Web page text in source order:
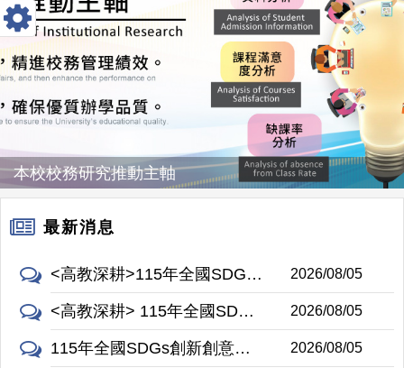
本校校務研究推動主軸
最新消息
<高教深耕>115年全國SDGs創新創意創業競賽 2026/08/05
<高教深耕> 115年全國SDGs創新創意創業競賽 2026/08/05
115年全國SDGs創新創意創業競賽 2026/08/05